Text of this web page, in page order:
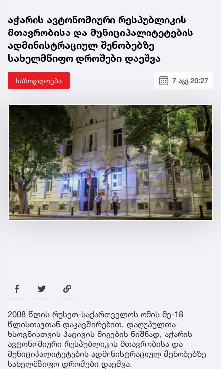
აჭარის ავტონომიური რესპუბლიკის
მთავრობისა და მუნიციპალიტეტების
ადმინისტრაციულ შენობებზე
სახელმწიფო დროშები დაეშვა
საზოგადოება 7 აგვ 20:27
2008 წლის რუსეთ-საქართველოს ომის მე-18
წლისთავთან დაკავშირებით, დაღუპულთა
ხსოვნისთვის პატივის მიგების ნიშნად, აჭარის
ავტონომიური რესპუბლიკის მთავრობისა და
მუნიციპალიტეტების ადმინისტრაციულ შენობებზე
სახელმწიფო დროშები დაეშვა.